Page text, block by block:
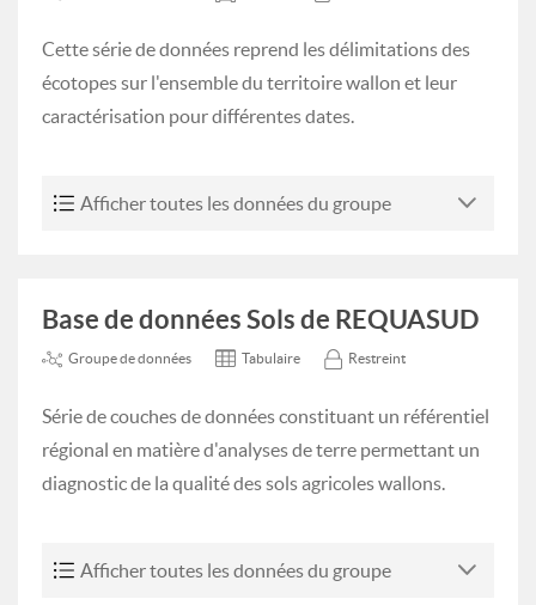
Cette série de données reprend les délimitations des
écotopes sur l'ensemble du territoire wallon et leur
caractérisation pour différentes dates.
Afficher toutes les données du groupe
Base de données Sols de REQUASUD
Groupe de données Tabulaire Restreint
Série de couches de données constituant un référentiel
régional en matière d'analyses de terre permettant un
diagnostic de la qualité des sols agricoles wallons.
Afficher toutes les données du groupe